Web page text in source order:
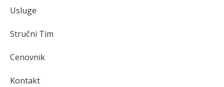
Usluge
Stručni Tim
Cenovnik
Kontakt